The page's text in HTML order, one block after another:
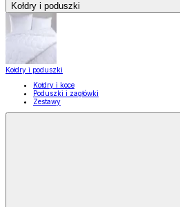
Kołdry i poduszki
Kołdry i poduszki
Kołdry i koce
Poduszki i zagłówki
Zestawy